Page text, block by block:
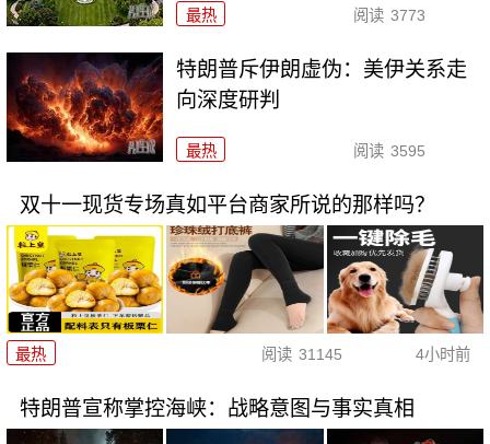
最热 阅读 3773
特朗普斥伊朗虚伪：美伊关系走
向深度研判
最热 阅读 3595
双十一现货专场真如平台商家所说的那样吗？
最热 阅读 31145 4小时前
特朗普宣称掌控海峡：战略意图与事实真相